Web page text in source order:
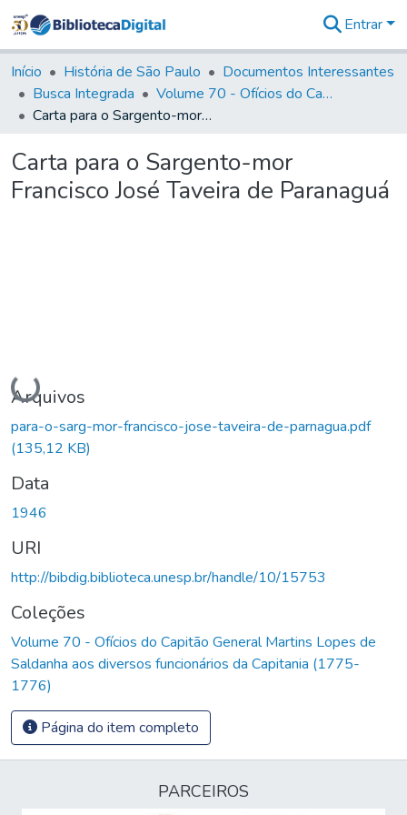
&
Coleções
Tudo na
Biblioteca
Estatísticas
Entrar
Início História de São Paulo
Documentos Interessantes
Busca Integrada
Volume 70 - Ofícios do Capitão General Martins Lopes de Saldanha aos diversos funcionários da Capitania (1775-1776)
Carta para o Sargento-mor Francisco José Taveira de Paranaguá
Carta para o Sargento-mor
Francisco José Taveira de Paranaguá
Carregando...
Arquivos
para-o-sarg-mor-francisco-jose-taveira-de-parnagua.pdf
(135,12 KB)
Data
1946
URI
http://bibdig.biblioteca.unesp.br/handle/10/15753
Coleções
Volume 70 - Ofícios do Capitão General Martins Lopes de
Saldanha aos diversos funcionários da Capitania (1775-
1776)
Página do item completo
PARCEIROS